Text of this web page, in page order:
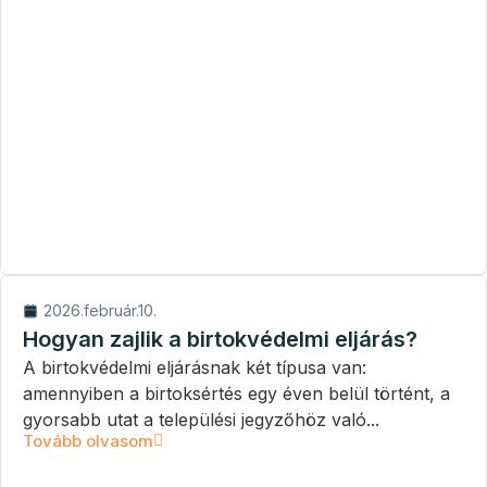
2026.február.10.
Hogyan zajlik a birtokvédelmi eljárás?
A birtokvédelmi eljárásnak két típusa van:
amennyiben a birtoksértés egy éven belül történt, a
gyorsabb utat a települési jegyzőhöz való...
Tovább olvasom